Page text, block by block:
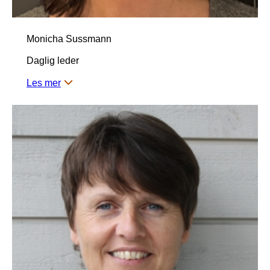
Monicha Sussmann
Daglig leder
Les mer